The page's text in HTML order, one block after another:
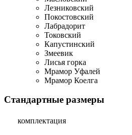
Лезниковский
Покостовский
Лабрадорит
Токовский
Капустинский
Змеевик
Лисья горка
Мрамор Уфалей
Мрамор Коелга
Стандартные размеры
комплектация